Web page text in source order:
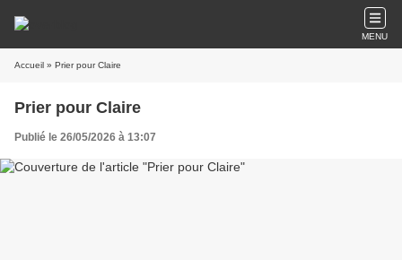
MENU
Accueil » Prier pour Claire
Prier pour Claire
Publié le 26/05/2026 à 13:07